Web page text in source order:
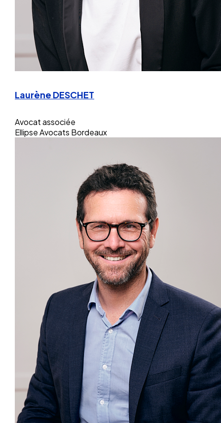
Laurène DESCHET
Avocat associée
Ellipse Avocats Bordeaux